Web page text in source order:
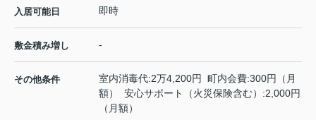
入居可能日 即時
敷金積み増し -
その他条件
室内消毒代:2万4,200円 町内会費:300円（月
額） 安心サポート（火災保険含む）:2,000円
（月額）